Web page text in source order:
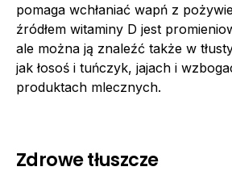
pomaga wchłaniać wapń z
źródłem witaminy D jest
ale można ją znaleźć także w
jak łosoś i tuńczyk, jajach i
produktach mlecznych.
Zdrowe tłuszcze